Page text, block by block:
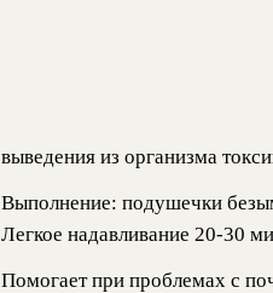
выведения из организма
Выполнение: подушечки
Легкое надавливание 20-30
Помогает при проблемах с